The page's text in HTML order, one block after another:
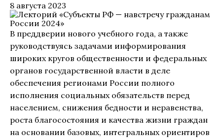
8 августа 2023
В преддверии нового учебного года, а также
руководствуясь задачами информирования
широких кругов общественности и федеральных
органов государственной власти в деле
обеспечения регионами России полного
исполнения социальных обязательств перед
населением, снижения бедности и неравенства,
роста благосостояния и качества жизни граждан
на основании базовых, интегральных ориентиров